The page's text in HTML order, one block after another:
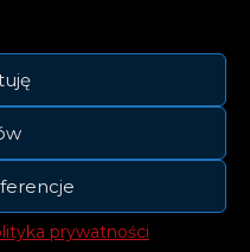
prywatności
z
jesteśmy
co
to był
lub hańby,